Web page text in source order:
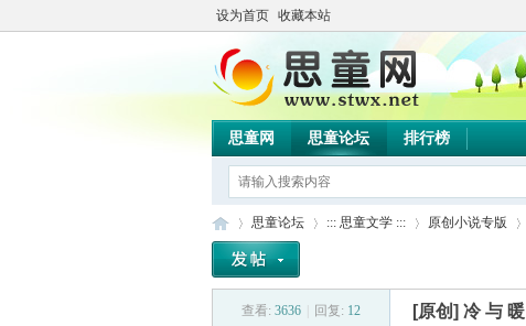
设为首页 收藏本站
思童网 思童论坛 排行榜
思童论坛 ::: 思童文学 ::: 原创小说专版
›
查看: 3636 回复: 12 [原创] 冷 与 暖